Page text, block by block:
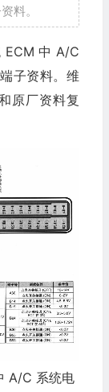
料。
ECM 中 A/C
子资料。维
原厂资料复
A/C 系统电